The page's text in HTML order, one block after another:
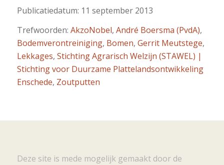
Publicatiedatum: 11 september 2013
Trefwoorden: AkzoNobel, André Boersma (PvdA),
Bodemverontreiniging, Bomen, Gerrit Meutstege,
Lekkages, Stichting Agrarisch Welzijn (STAWEL) |
Stichting voor Duurzame Plattelandsontwikkeling
Enschede, Zoutputten
Deze site is mede mogelijk gemaakt door de